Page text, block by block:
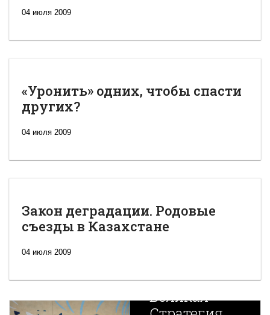
04 июля 2009
«Уронить» одних, чтобы спасти
других?
04 июля 2009
Закон деградации. Родовые
съезды в Казахстане
04 июля 2009
Новая
Великая